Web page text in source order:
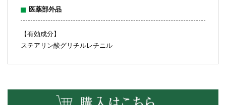
医薬部外品
【有効成分】
ステアリン酸グリチルレチニル